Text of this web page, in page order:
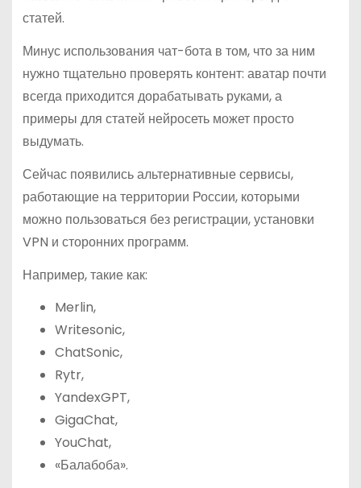
статей.
Минус использования чат-бота в том, что за ним
нужно тщательно проверять контент: аватар почти
всегда приходится дорабатывать руками, а
примеры для статей нейросеть может просто
выдумать.
Сейчас появились альтернативные сервисы,
работающие на территории России, которыми
можно пользоваться без регистрации, установки
VPN и сторонних программ.
Например, такие как:
Merlin,
Writesonic,
ChatSonic,
Rytr,
YandexGPT,
GigaChat,
YouChat,
«Балабоба».